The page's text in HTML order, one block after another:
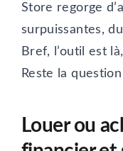
Store regorge
surpuissantes,
Bref, l’outil est
Reste la
Louer ou